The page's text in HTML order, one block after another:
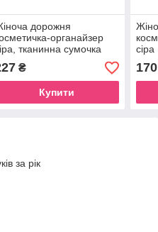
дорожня
органайзер
тканинна сумочка
косметики середня
люкс Beauty
Grey
₴
Купити
170
за рік